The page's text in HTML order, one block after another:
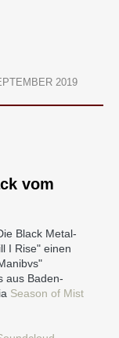
2019
vom
Black Metal-
I Rise" einen
aus Baden-
Season of Mist